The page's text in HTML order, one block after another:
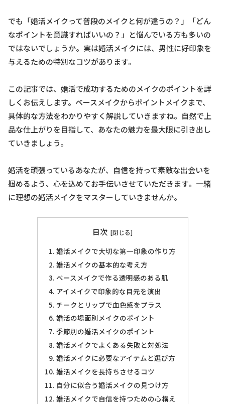
でも「婚活メイクって普段のメイクと何が違うの？」「どん
なポイントを意識すればいいの？」と悩んでいる方も多いの
ではないでしょうか。実は婚活メイクには、男性に好印象を
与えるための特別なコツがあります。
この記事では、婚活で成功するためのメイクのポイントを詳
しくお伝えします。ベースメイクからポイントメイクまで、
具体的な方法をわかりやすく解説していきますね。自然で上
品な仕上がりを目指して、あなたの魅力を最大限に引き出し
ていきましょう。
婚活を頑張っているあなたが、自信を持って素敵な出会いを
掴めるよう、心を込めてお手伝いさせていただきます。一緒
に理想の婚活メイクをマスターしていきませんか。
目次
婚活メイクで大切な第一印象の作り方
婚活メイクの基本的な考え方
ベースメイクで作る透明感のある肌
アイメイクで印象的な目元を演出
チークとリップで血色感をプラス
婚活の場面別メイクのポイント
季節別の婚活メイクのポイント
婚活メイクでよくある失敗と対処法
婚活メイクに必要なアイテムと選び方
婚活メイクを長持ちさせるコツ
自分に似合う婚活メイクの見つけ方
婚活メイクで自信を持つための心構え